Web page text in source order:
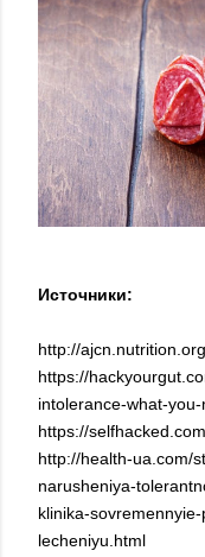
Источники:
http://
https://
intolerance-what-
https://
http://health-ua.com/
narusheniya-
klinika-
lecheniyu.html